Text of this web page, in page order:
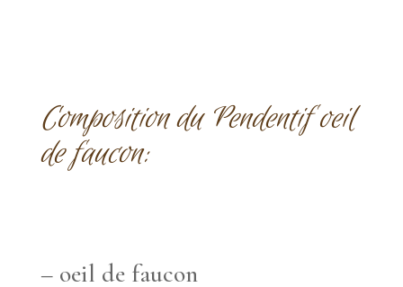
Composition du Pendentif oeil
de faucon:
– oeil de faucon